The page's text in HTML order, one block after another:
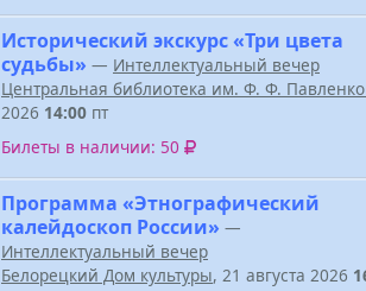
Исторический экскурс «Три цвета
судьбы» — Интеллектуальный вечер
Центральная библиотека им. Ф. Ф.
2026 14:00 пт
Билеты в наличии: 50
Программа «Этнографический
калейдоскоп России» —
Интеллектуальный вечер
Белорецкий Дом культуры, 21 августа 2026